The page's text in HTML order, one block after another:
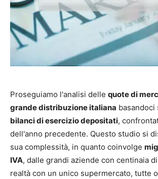
Proseguiamo l'analisi delle quote di
grande distribuzione italiana basandoci
bilanci di esercizio depositati,
dell'anno precedente. Questo studio si
sua complessità, in quanto coinvolge
IVA, dalle grandi aziende con centinaia
realtà con un unico supermercato, tutte